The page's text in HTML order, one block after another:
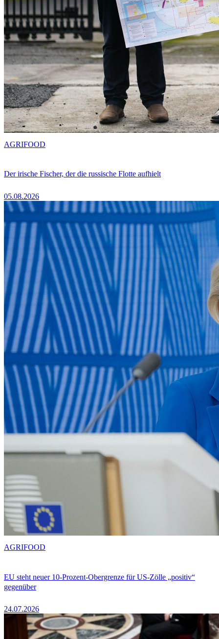
Der irische Fischer, der die russische Flotte aufhielt
05.08.2026
AGRIFOOD
EU steht neuer 10-Prozent-Obergrenze für US-Zölle „positiv“
gegenüber
24.07.2026
AGRIFOOD